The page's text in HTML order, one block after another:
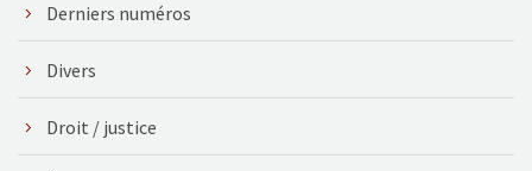
Derniers numéros
Divers
Droit / justice